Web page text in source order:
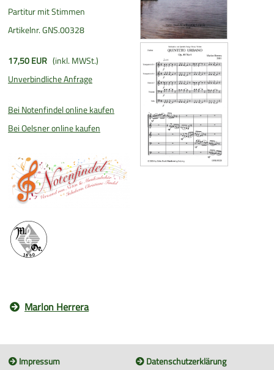
Partitur mit Stimmen
Artikelnr. GNS.00328
17,50 EUR (inkl. MWSt.)
Unverbindliche Anfrage
Bei Notenfindel online kaufen
Bei Oelsner online kaufen
Marlon Herrera
Impressum Datenschutzerklärung